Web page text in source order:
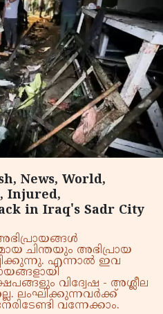
News, World,
Injured,
in Iraq's Sadr City
ചിന്തയും അഭിപ്രായ
എന്നാൽ ഇവ
വിദ്വേഷ - അശ്ലീല
ലംഘിക്കുന്നവർക്ക്
വന്നേക്കാം.